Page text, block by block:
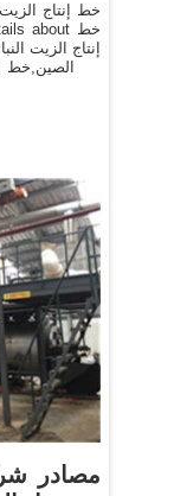
خط إنتاج
في الصين,خط
مصادر